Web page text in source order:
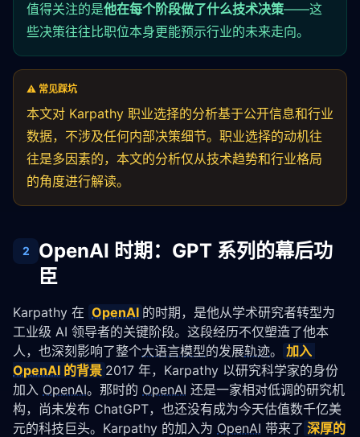
值得关注的是他在每个阶段做了什么技术决策——这
些决策往往比职位本身更能预示行业的未来走向。
⚠️ 常见踩坑
本文对 Karpathy 职业选择的分析基于公开信息和行业
数据，不涉及任何内部决策细节。职业选择的动机往
往是多因素的，本文的分析仅从技术趋势和行业格局
的角度进行解读。
2
OpenAI 时期：GPT 系列的幕后功
臣
Karpathy 在 OpenAI 的时期，是他从学术研究者转型为
工业级 AI 领导者的关键阶段。这段经历不仅塑造了他本
人，也深刻影响了整个大语言模型的发展轨迹。
OpenAI 的背景 2017 年，Karpathy 以研究科学家的身份
加入 OpenAI。那时的 OpenAI 还是一家相对低调的研究机
构，尚未发布 ChatGPT，也还没有成为今天估值数千亿美
元的科技巨头。Karpathy 的加入为 OpenAI 带来了 深厚的